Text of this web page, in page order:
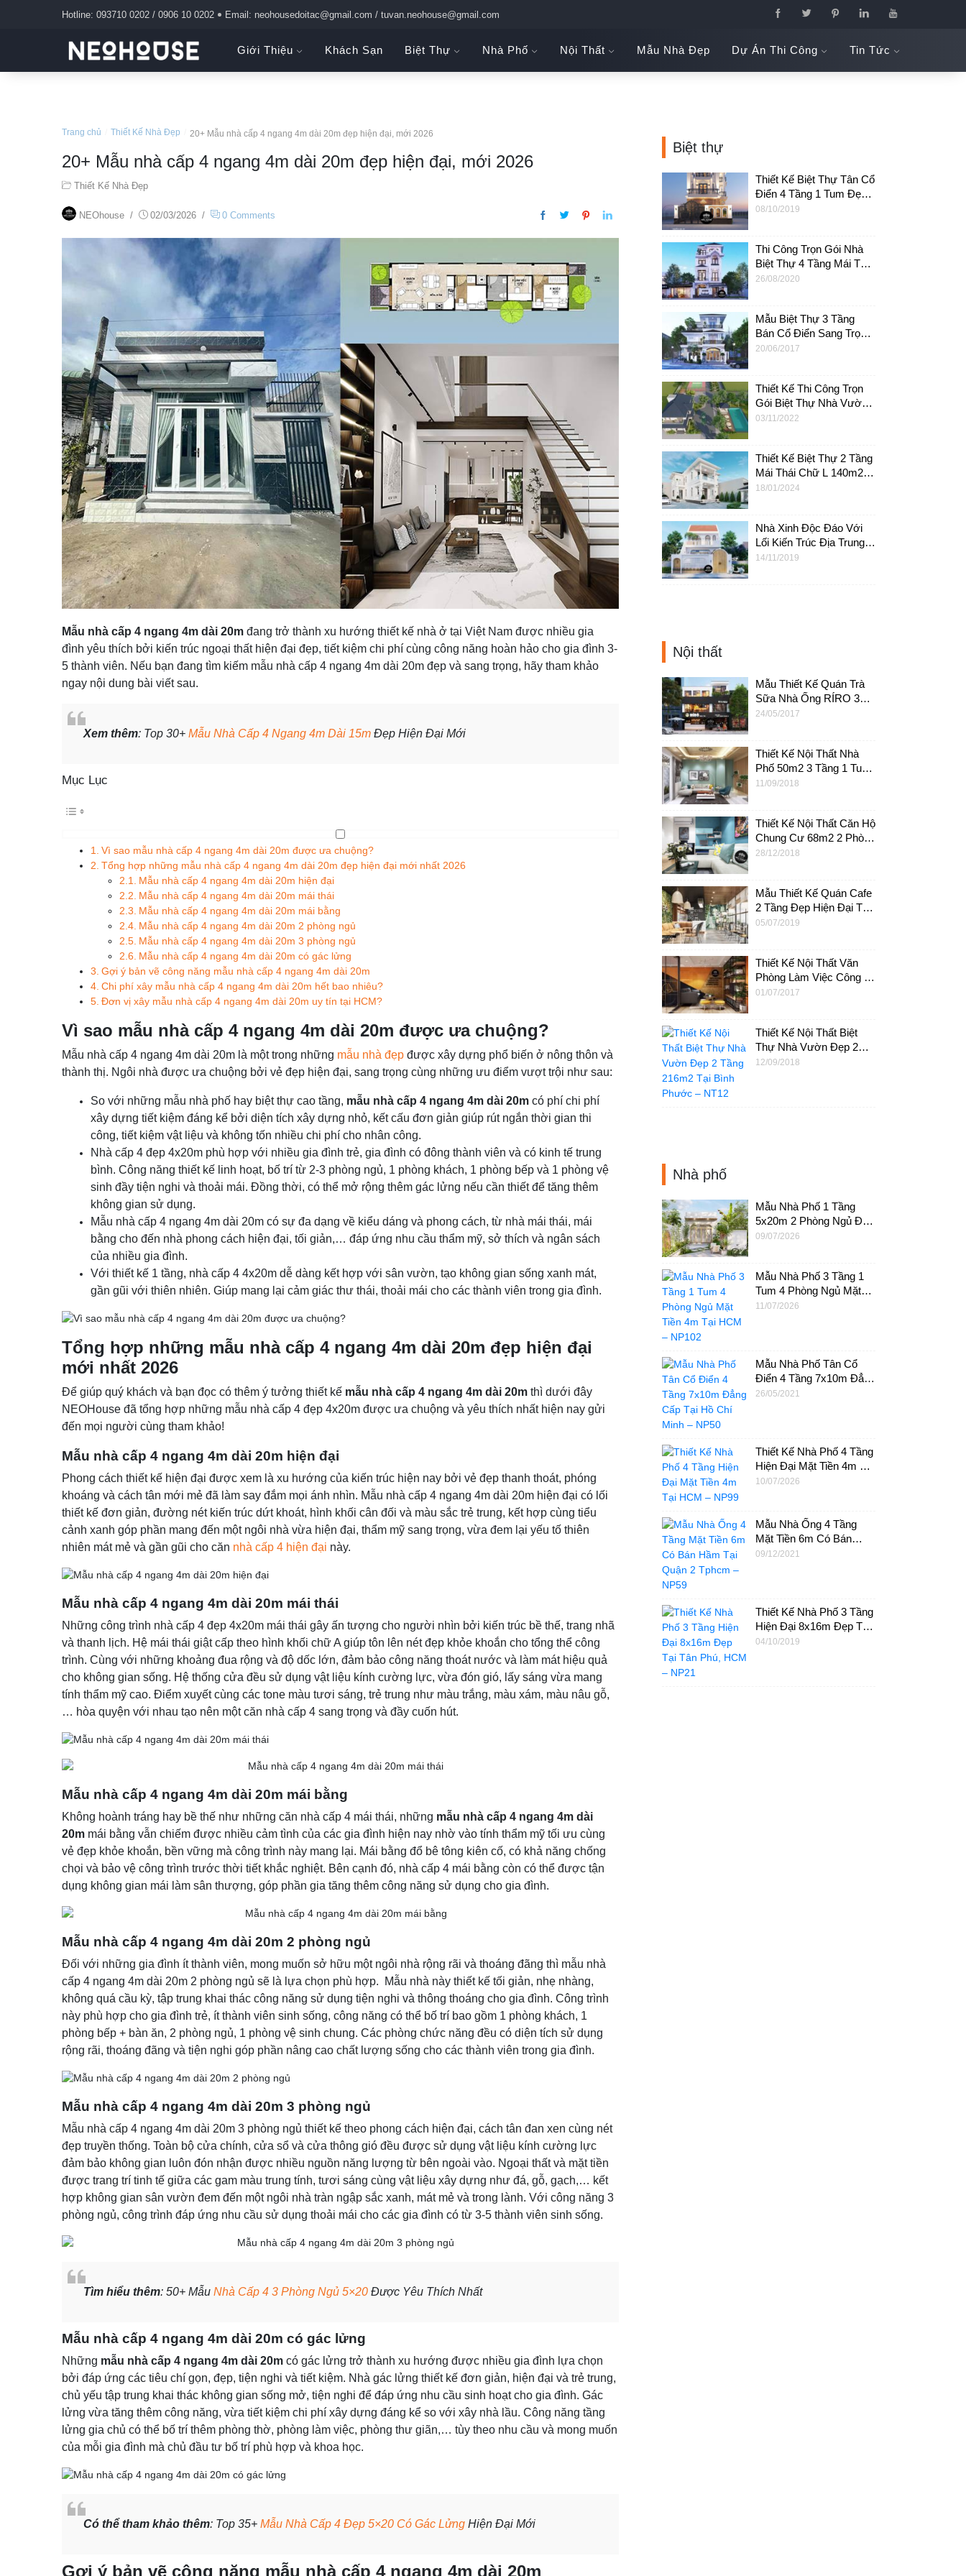
Hotline: 093710 0202 / 0906 10 0202 Email: neohousedoitac@gmail.com / tuvan.neohouse@gmail.com
Giới Thiệu Khách Sạn Biệt Thự Nhà Phố Nội Thất Mẫu Nhà Đẹp Dự Án Thi Công Tin Tức
Trang chủ Thiết Kế Nhà Đẹp 20+ Mẫu nhà cấp 4 ngang 4m dài 20m đẹp hiện đại, mới 2026
20+ Mẫu nhà cấp 4 ngang 4m dài 20m đẹp hiện đại, mới 2026
Thiết Kế Nhà Đẹp
NEOhouse / 02/03/2026 / 0 Comments
Mẫu nhà cấp 4 ngang 4m dài 20m đang trở thành xu hướng thiết kế nhà ở tại Việt Nam được nhiều gia
đình yêu thích bởi kiến trúc ngoại thất hiện đại đẹp, tiết kiệm chi phí cùng công năng hoàn hảo cho gia đình 3-
5 thành viên. Nếu bạn đang tìm kiếm mẫu nhà cấp 4 ngang 4m dài 20m đẹp và sang trọng, hãy tham khảo
ngay nội dung bài viết sau.
Xem thêm: Top 30+ Mẫu Nhà Cấp 4 Ngang 4m Dài 15m Đẹp Hiện Đại Mới
Mục Lục
Vì sao mẫu nhà cấp 4 ngang 4m dài 20m được ưa chuộng?
Tổng hợp những mẫu nhà cấp 4 ngang 4m dài 20m đẹp hiện đại mới nhất 2026
Mẫu nhà cấp 4 ngang 4m dài 20m hiện đại
Mẫu nhà cấp 4 ngang 4m dài 20m mái thái
Mẫu nhà cấp 4 ngang 4m dài 20m mái bằng
Mẫu nhà cấp 4 ngang 4m dài 20m 2 phòng ngủ
Mẫu nhà cấp 4 ngang 4m dài 20m 3 phòng ngủ
Mẫu nhà cấp 4 ngang 4m dài 20m có gác lửng
Gợi ý bản vẽ công năng mẫu nhà cấp 4 ngang 4m dài 20m
Chi phí xây mẫu nhà cấp 4 ngang 4m dài 20m hết bao nhiêu?
Đơn vị xây mẫu nhà cấp 4 ngang 4m dài 20m uy tín tại HCM?
Vì sao mẫu nhà cấp 4 ngang 4m dài 20m được ưa chuộng?
Mẫu nhà cấp 4 ngang 4m dài 20m là một trong những mẫu nhà đẹp được xây dựng phổ biến ở nông thôn và
thành thị. Ngôi nhà được ưa chuộng bởi vẻ đẹp hiện đại, sang trọng cùng những ưu điểm vượt trội như sau:
So với những mẫu nhà phố hay biệt thự cao tầng, mẫu nhà cấp 4 ngang 4m dài 20m có phí chi phí
xây dựng tiết kiệm đáng kể bởi diện tích xây dựng nhỏ, kết cấu đơn giản giúp rút ngắn thời gian thi
công, tiết kiệm vật liệu và không tốn nhiều chi phí cho nhân công.
Nhà cấp 4 đẹp 4x20m phù hợp với nhiều gia đình trẻ, gia đình có đông thành viên và có kinh tế trung
bình. Công năng thiết kế linh hoạt, bố trí từ 2-3 phòng ngủ, 1 phòng khách, 1 phòng bếp và 1 phòng vệ
sinh đầy tiện nghi và thoải mái. Đồng thời, có thể mở rộng thêm gác lửng nếu cần thiết để tăng thêm
không gian sử dụng.
Mẫu nhà cấp 4 ngang 4m dài 20m có sự đa dạng về kiểu dáng và phong cách, từ nhà mái thái, mái
bằng cho đến nhà phong cách hiện đại, tối giản,… đáp ứng nhu cầu thẩm mỹ, sở thích và ngân sách
của nhiều gia đình.
Với thiết kế 1 tầng, nhà cấp 4 4x20m dễ dàng kết hợp với sân vườn, tạo không gian sống xanh mát,
gần gũi với thiên nhiên. Giúp mang lại cảm giác thư thái, thoải mái cho các thành viên trong gia đình.
Tổng hợp những mẫu nhà cấp 4 ngang 4m dài 20m đẹp hiện đại
mới nhất 2026
Để giúp quý khách và bạn đọc có thêm ý tưởng thiết kế mẫu nhà cấp 4 ngang 4m dài 20m thì dưới đây
NEOHouse đã tổng hợp những mẫu nhà cấp 4 đẹp 4x20m được ưa chuộng và yêu thích nhất hiện nay gửi
đến mọi người cùng tham khảo!
Mẫu nhà cấp 4 ngang 4m dài 20m hiện đại
Phong cách thiết kế hiện đại được xem là xu hướng của kiến trúc hiện nay bởi vẻ đẹp thanh thoát, phóng
khoáng và cách tân mới mẻ đã làm say đắm mọi ánh nhìn. Mẫu nhà cấp 4 ngang 4m dài 20m hiện đại có lối
thiết kế đơn giản, đường nét kiến trúc dứt khoát, hình khối cân đối và màu sắc trẻ trung, kết hợp cùng tiểu
cảnh xanh góp phần mang đến một ngôi nhà vừa hiện đại, thẩm mỹ sang trọng, vừa đem lại yếu tố thiên
nhiên mát mẻ và gần gũi cho căn nhà cấp 4 hiện đại này.
Mẫu nhà cấp 4 ngang 4m dài 20m mái thái
Những công trình nhà cấp 4 đẹp 4x20m mái thái gây ấn tượng cho người nhìn bởi kiến trúc bề thế, trang nhã
và thanh lịch. Hệ mái thái giật cấp theo hình khối chữ A giúp tôn lên nét đẹp khỏe khoắn cho tổng thể công
trình. Cùng với những khoảng đua rộng và độ dốc lớn, đảm bảo công năng thoát nước và làm mát hiệu quả
cho không gian sống. Hệ thống cửa đều sử dụng vật liệu kính cường lực, vừa đón gió, lấy sáng vừa mang
tính thẩm mỹ cao. Điểm xuyết cùng các tone màu tươi sáng, trẻ trung như màu trắng, màu xám, màu nâu gỗ,
… hòa quyện với nhau tạo nên một căn nhà cấp 4 sang trọng và đầy cuốn hút.
Mẫu nhà cấp 4 ngang 4m dài 20m mái bằng
Không hoành tráng hay bề thế như những căn nhà cấp 4 mái thái, những mẫu nhà cấp 4 ngang 4m dài
20m mái bằng vẫn chiếm được nhiều cảm tình của các gia đình hiện nay nhờ vào tính thẩm mỹ tối ưu cùng
vẻ đẹp khỏe khoắn, bền vững mà công trình này mang lại. Mái bằng đổ bê tông kiên cố, có khả năng chống
chọi và bảo vệ công trình trước thời tiết khắc nghiệt. Bên cạnh đó, nhà cấp 4 mái bằng còn có thể được tận
dụng không gian mái làm sân thượng, góp phần gia tăng thêm công năng sử dụng cho gia đình.
Mẫu nhà cấp 4 ngang 4m dài 20m 2 phòng ngủ
Đối với những gia đình ít thành viên, mong muốn sở hữu một ngôi nhà rộng rãi và thoáng đãng thì mẫu nhà
cấp 4 ngang 4m dài 20m 2 phòng ngủ sẽ là lựa chọn phù hợp. Mẫu nhà này thiết kế tối giản, nhẹ nhàng,
không quá cầu kỳ, tập trung khai thác công năng sử dụng tiện nghi và thông thoáng cho gia đình. Công trình
này phù hợp cho gia đình trẻ, ít thành viên sinh sống, công năng có thể bố trí bao gồm 1 phòng khách, 1
phòng bếp + bàn ăn, 2 phòng ngủ, 1 phòng vệ sinh chung. Các phòng chức năng đều có diện tích sử dụng
rộng rãi, thoáng đãng và tiện nghi góp phần nâng cao chất lượng sống cho các thành viên trong gia đình.
Mẫu nhà cấp 4 ngang 4m dài 20m 3 phòng ngủ
Mẫu nhà cấp 4 ngang 4m dài 20m 3 phòng ngủ thiết kế theo phong cách hiện đại, cách tân đan xen cùng nét
đẹp truyền thống. Toàn bộ cửa chính, cửa sổ và cửa thông gió đều được sử dụng vật liệu kính cường lực
đảm bảo không gian luôn đón nhận được nhiều nguồn năng lượng từ bên ngoài vào. Ngoại thất và mặt tiền
được trang trí tinh tế giữa các gam màu trung tính, tươi sáng cùng vật liệu xây dựng như đá, gỗ, gạch,… kết
hợp không gian sân vườn đem đến một ngôi nhà tràn ngập sắc xanh, mát mẻ và trong lành. Với công năng 3
phòng ngủ, công trình đáp ứng nhu cầu sử dụng thoải mái cho các gia đình có từ 3-5 thành viên sinh sống.
Tìm hiểu thêm: 50+ Mẫu Nhà Cấp 4 3 Phòng Ngủ 5×20 Được Yêu Thích Nhất
Mẫu nhà cấp 4 ngang 4m dài 20m có gác lửng
Những mẫu nhà cấp 4 ngang 4m dài 20m có gác lửng trở thành xu hướng được nhiều gia đình lựa chọn
bởi đáp ứng các tiêu chí gọn, đẹp, tiện nghi và tiết kiệm. Nhà gác lửng thiết kế đơn giản, hiện đại và trẻ trung,
chủ yếu tập trung khai thác không gian sống mở, tiện nghi để đáp ứng nhu cầu sinh hoạt cho gia đình. Gác
lửng vừa tăng thêm công năng, vừa tiết kiệm chi phí xây dựng đáng kể so với xây nhà lầu. Công năng tầng
lửng gia chủ có thể bố trí thêm phòng thờ, phòng làm việc, phòng thư giãn,… tùy theo nhu cầu và mong muốn
của mỗi gia đình mà chủ đầu tư bố trí phù hợp và khoa học.
Có thể tham khảo thêm: Top 35+ Mẫu Nhà Cấp 4 Đẹp 5×20 Có Gác Lửng Hiện Đại Mới
Gợi ý bản vẽ công năng mẫu nhà cấp 4 ngang 4m dài 20m
Biệt thự
Thiết Kế Biệt Thự Tân Cổ
Điển 4 Tầng 1 Tum Đẹp
Tại Gò Vấp – BTB04
08/10/2019
Thi Công Trọn Gói Nhà
Biệt Thự 4 Tầng Mái Thái
7x15m Tại Q.9 HCM –
26/08/2020
Mẫu Biệt Thự 3 Tầng
Bán Cổ Điển Sang Trọng
9x14m Tại An Giang –
20/06/2017
Thiết Kế Thi Công Trọn
Gói Biệt Thự Nhà Vườn
2 Tầng Mái Thái – BTV31
03/11/2022
Thiết Kế Biệt Thự 2 Tầng
Mái Thái Chữ L 140m2 4
Phòng Ngủ – BT48
18/01/2024
Nhà Xinh Độc Đáo Với
Lối Kiến Trúc Địa Trung
Hải Tại Củ Chi – NC02
14/11/2019
Nội thất
Mẫu Thiết Kế Quán Trà
Sữa Nhà Ống RÍRO 3
Tầng Tại Tp. HCM-
24/05/2017
Thiết Kế Nội Thất Nhà
Phố 50m2 3 Tầng 1 Tum
Hiện Đại Tại HCM –
11/09/2018
Thiết Kế Nội Thất Căn Hộ
Chung Cư 68m2 2 Phòng
Ngủ Tại HCM – NT14
28/12/2018
Mẫu Thiết Kế Quán Cafe
2 Tầng Đẹp Hiện Đại Tại
Quận 9 HCM – NTC02
05/07/2019
Thiết Kế Nội Thất Văn
Phòng Làm Việc Công Ty
NEOHouse JSC –
01/07/2017
Thiết Kế Nội Thất Biệt
Thự Nhà Vườn Đẹp 2
Tầng 216m2 Tại Bình
12/09/2018
Nhà phố
Mẫu Nhà Phố 1 Tầng
5x20m 2 Phòng Ngủ Đẹp
Cho Vợ Chồng Trẻ Tại
09/07/2026
Mẫu Nhà Phố 3 Tầng 1
Tum 4 Phòng Ngủ Mặt
Tiền 4m Tại HCM –
11/07/2026
Mẫu Nhà Phố Tân Cổ
Điển 4 Tầng 7x10m Đẳng
Cấp Tại Hồ Chí Minh –
26/05/2021
Thiết Kế Nhà Phố 4 Tầng
Hiện Đại Mặt Tiền 4m Tại
HCM – NP99
10/07/2026
Mẫu Nhà Ống 4 Tầng
Mặt Tiền 6m Có Bán
Hầm Tại Quận 2 Tphcm
09/12/2021
Thiết Kế Nhà Phố 3 Tầng
Hiện Đại 8x16m Đẹp Tại
Tân Phú, HCM – NP21
04/10/2019